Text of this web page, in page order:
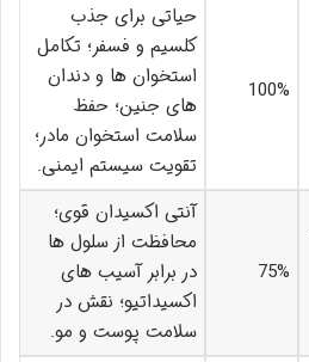
100%
حیاتی برای جذب
کلسیم و فسفر؛ تکامل
استخوان ها و دندان
های جنین؛ حفظ
سلامت استخوان مادر؛
تقویت سیستم ایمنی.
75%
آنتی اکسیدان قوی؛
محافظت از سلول ها
در برابر آسیب های
اکسیداتیو؛ نقش در
سلامت پوست و مو.